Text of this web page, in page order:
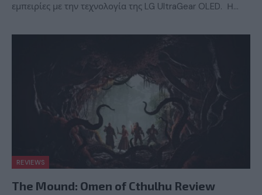
εμπειρίες με την τεχνολογία της LG UltraGear OLED. Η…
REVIEWS
The Mound: Omen of Cthulhu Review